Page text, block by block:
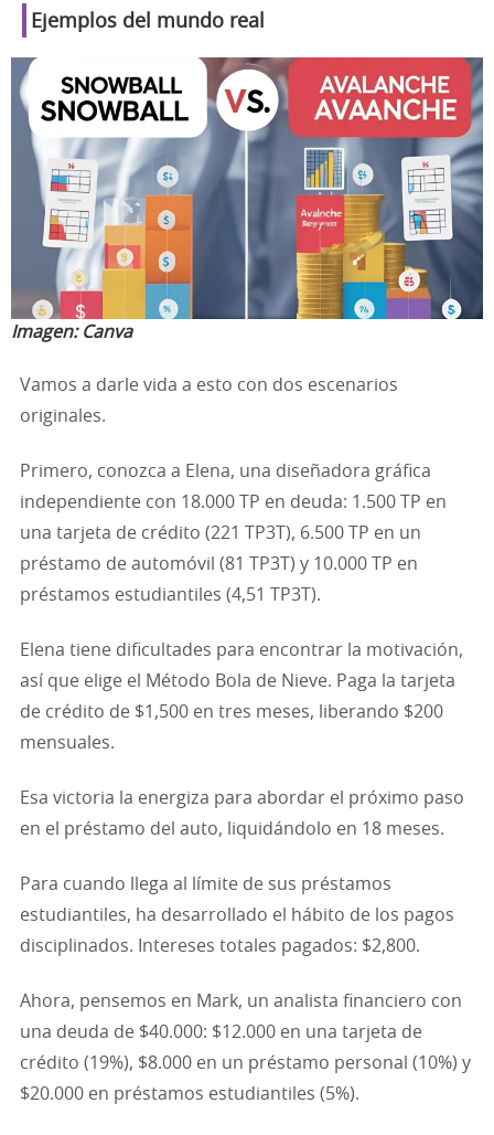
Ejemplos del mundo real
Imagen: Canva
Vamos a darle vida a esto con dos escenarios
originales.
Primero, conozca a Elena, una diseñadora gráfica
independiente con 18.000 TP en deuda: 1.500 TP en
una tarjeta de crédito (221 TP3T), 6.500 TP en un
préstamo de automóvil (81 TP3T) y 10.000 TP en
préstamos estudiantiles (4,51 TP3T).
Elena tiene dificultades para encontrar la motivación,
así que elige el Método Bola de Nieve. Paga la tarjeta
de crédito de $1,500 en tres meses, liberando $200
mensuales.
Esa victoria la energiza para abordar el próximo paso
en el préstamo del auto, liquidándolo en 18 meses.
Para cuando llega al límite de sus préstamos
estudiantiles, ha desarrollado el hábito de los pagos
disciplinados. Intereses totales pagados: $2,800.
Ahora, pensemos en Mark, un analista financiero con
una deuda de $40.000: $12.000 en una tarjeta de
crédito (19%), $8.000 en un préstamo personal (10%) y
$20.000 en préstamos estudiantiles (5%).